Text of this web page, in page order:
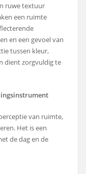
ruwe textuur
een ruimte
en een gevoel van
tussen kleur,
dient zorgvuldig te
van ruimte,
Het is een
de dag en de